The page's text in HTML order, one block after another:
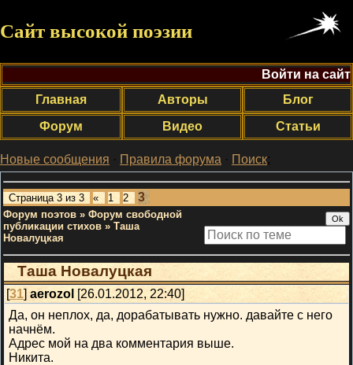
Сайт высокой поэзии
Войти на сайт
Главная
Авторы
Блог
Форум
Видео Статьи
Новые сообщения · Правила форума · Поиск;
Страница 3 из 3 « 1 2 3
Форум поэтов » Форум свободной
публикации стихов » Таша
Новалуцкая
Таша Новалуцкая
[31]aerozol [26.01.2012, 22:40]
Да, он неплох, да, дорабатывать нужно. давайте с него
начнём.
Адрес мой на два комментария выше.
Никита.